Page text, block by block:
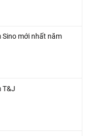
Sino mới nhất năm
T&J